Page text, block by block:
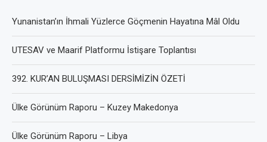
Yunanistan’ın İhmali Yüzlerce Göçmenin Hayatına Mâl Oldu
UTESAV ve Maarif Platformu İstişare Toplantısı
392. KUR’AN BULUŞMASI DERSİMİZİN ÖZETİ
Ülke Görünüm Raporu – Kuzey Makedonya
Ülke Görünüm Raporu – Libya